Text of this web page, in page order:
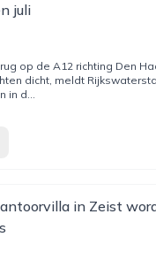
juli
op de A12 richting Den
dicht, meldt
in d...
in Zeist